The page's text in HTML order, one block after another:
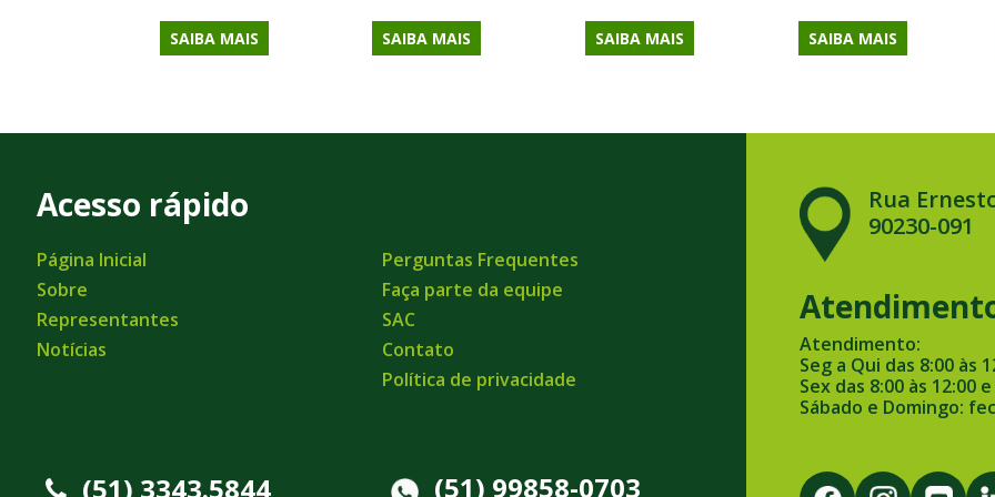
SAIBA MAIS SAIBA MAIS SAIBA MAIS SAIBA MAIS
Acesso rápido
Página Inicial
Sobre
Representantes
Notícias
Perguntas Frequentes
Faça parte da equipe
SAC
Contato
Política de privacidade
(51) 3343.5844 (51) 99858-0703
Rua
90230-091
Atendimento:
Seg a Qui das 8:00 às
Sex das 8:00 às 12:00
Sábado e Domingo: